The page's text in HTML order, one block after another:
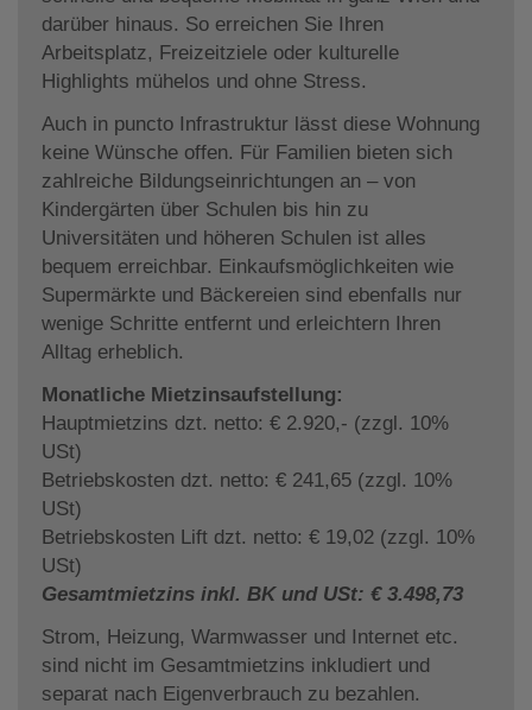
darüber hinaus. So erreichen Sie Ihren
Arbeitsplatz, Freizeitziele oder kulturelle
Highlights mühelos und ohne Stress.
Auch in puncto Infrastruktur lässt diese Wohnung
keine Wünsche offen. Für Familien bieten sich
zahlreiche Bildungseinrichtungen an – von
Kindergärten über Schulen bis hin zu
Universitäten und höheren Schulen ist alles
bequem erreichbar. Einkaufsmöglichkeiten wie
Supermärkte und Bäckereien sind ebenfalls nur
wenige Schritte entfernt und erleichtern Ihren
Alltag erheblich.
Monatliche Mietzinsaufstellung:
Hauptmietzins dzt. netto: € 2.920,- (zzgl. 10%
USt)
Betriebskosten dzt. netto: € 241,65 (zzgl. 10%
USt)
Betriebskosten Lift dzt. netto: € 19,02 (zzgl. 10%
USt)
Gesamtmietzins inkl. BK und USt: € 3.498,73
Strom, Heizung, Warmwasser und Internet etc.
sind nicht im Gesamtmietzins inkludiert und
separat nach Eigenverbrauch zu bezahlen.